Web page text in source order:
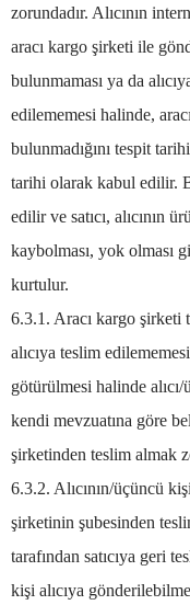
zorundadır. Alıcının
aracı kargo şirketi ile
bulunmaması ya da
edilememesi halinde,
bulunmadığını tespit
tarihi olarak kabul edilir.
edilir ve satıcı, alıcının
kaybolması, yok olması
kurtulur.
6.3.1. Aracı kargo şirketi
alıcıya teslim
götürülmesi halinde
kendi mevzuatına göre
şirketinden teslim almak
6.3.2. Alıcının/üçüncü
şirketinin şubesinden
tarafından satıcıya geri
kişi alıcıya